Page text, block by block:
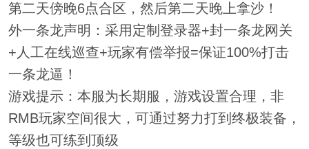
第二天傍晚6点合区，然后第二天晚上拿沙！
外一条龙声明：采用定制登录器+封一条龙网关
+人工在线巡查+玩家有偿举报=保证100%打击
一条龙逼！
游戏提示：本服为长期服，游戏设置合理，非
RMB玩家空间很大，可通过努力打到终极装备，
等级也可练到顶级